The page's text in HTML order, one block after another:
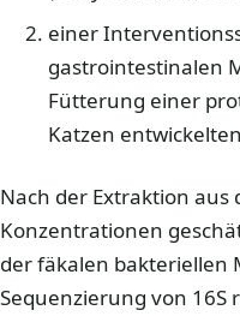
einer
gastrointestinalen
Fütterung einer
Katzen
Nach der Extraktion
Konzentrationen
der fäkalen bakteriellen
Sequenzierung von 16S